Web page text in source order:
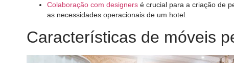
Colaboração com designers é crucial para a criação de
as necessidades operacionais de um hotel.
Características de móveis